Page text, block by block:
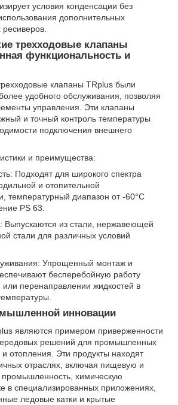
условия конденсации без
дополнительных
трехходовые клапаны
функциональность и
клапаны TRplus были
удобного обслуживания, позволяя
управления. Эти клапаны
и точный контроль температуры
подключения внешнего
и преимущества:
Подходят для широкого спектра
и отопительной
температурный диапазон от -60°C
PS 63.
Выпускаются из стали, нержавеющей
стали для различных условий
Упрощенный монтаж и
бесперебойную работу
перенаправлении жидкостей в
инновации
являются примером приверженности
решений для промышленных
отопления. Эти продукты находят
отраслях, включая пищевую и
химическую
в специализированных приложениях,
ледовые катки и крытые